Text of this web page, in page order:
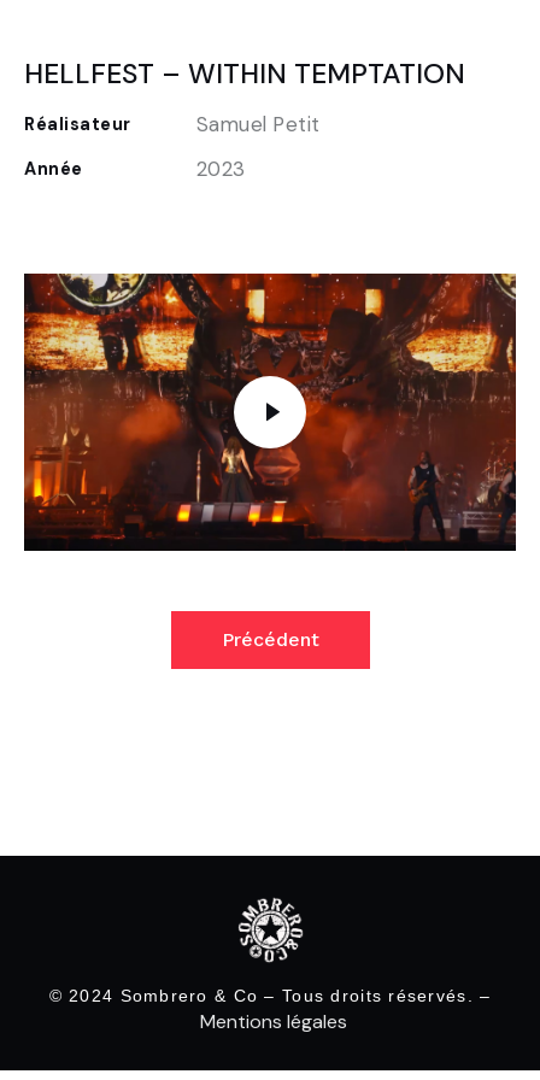
FR EN
HELLFEST – WITHIN TEMPTATION
Réalisateur Samuel Petit
Année 2023
Précédent
© 2024 Sombrero & Co – Tous droits réservés. –
Mentions légales